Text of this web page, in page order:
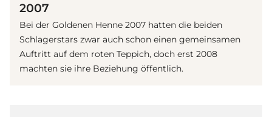
2007
Bei der Goldenen Henne 2007 hatten die beiden
Schlagerstars zwar auch schon einen gemeinsamen
Auftritt auf dem roten Teppich, doch erst 2008
machten sie ihre Beziehung öffentlich.